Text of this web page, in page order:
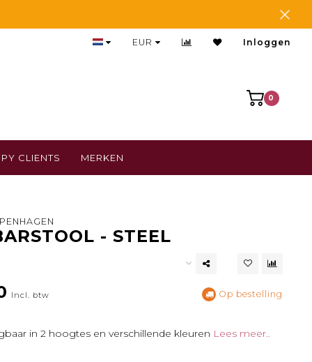
Bezoek onze gezellige winkel
EUR Inloggen
0
CLIENTS MERKEN
- STEEL
Incl. btw Op bestelling
in 2 hoogtes en verschillende kleuren Lees meer..